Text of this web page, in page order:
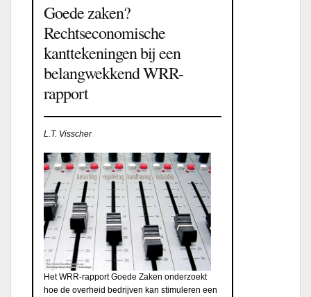
Goede zaken?
Rechtseconomische
kanttekeningen bij een
belangwekkend WRR-
rapport
L.T. Visscher
Het WRR-rapport Goede Zaken onderzoekt
hoe de overheid bedrijven kan stimuleren een